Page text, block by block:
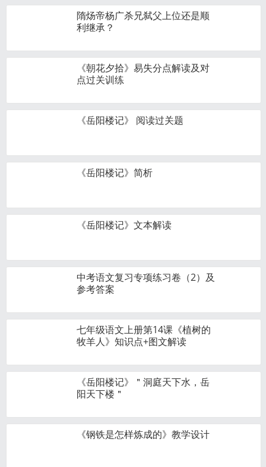
隋炀帝杨广杀兄弑父上位还是顺
利继承？
《朝花夕拾》易失分点解读及对
点过关训练
《岳阳楼记》 阅读过关题
《岳阳楼记》简析
《岳阳楼记》文本解读
中考语文复习专项练习卷（2）及
参考答案
七年级语文上册第14课《植树的
牧羊人》知识点+图文解读
《岳阳楼记》＂洞庭天下水，岳
阳天下楼＂
《钢铁是怎样炼成的》教学设计